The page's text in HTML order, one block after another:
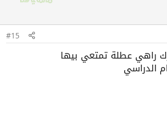
#15
راهي عطلة تمتعي بيها
الدراسي